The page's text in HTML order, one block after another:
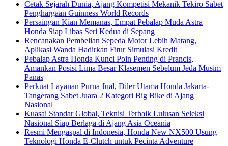
Cetak Sejarah Dunia, Ajang Kompetisi Mekanik Tekiro Sabet
Penghargaan Guinness World Records
Persaingan Kian Memanas, Empat Pebalap Muda Astra
Honda Siap Libas Seri Kedua di Sepang
Rencanakan Pembelian Sepeda Motor Lebih Matang,
Aplikasi Wanda Hadirkan Fitur Simulasi Kredit
Pebalap Astra Honda Kunci Poin Penting di Prancis,
Amankan Posisi Lima Besar Klasemen Sebelum Jeda Musim
Panas
Perkuat Layanan Purna Jual, Diler Utama Honda Jakarta-
Tangerang Sabet Juara 2 Kategori Big Bike di Ajang
Nasional
Kuasai Standar Global, Teknisi Terbaik Lulusan Seleksi
Nasional Siap Berlaga di Ajang Asia Oceania
Resmi Mengaspal di Indonesia, Honda New NX500 Usung
Teknologi Honda E-Clutch untuk Pecinta Adventure